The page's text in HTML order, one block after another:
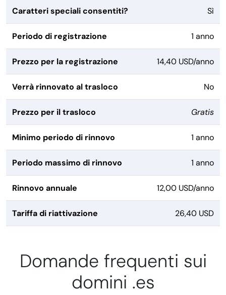
Caratteri speciali consentiti? Sì
Periodo di registrazione 1 anno
Prezzo per la registrazione 14,40 USD/anno
Verrà rinnovato al trasloco No
Prezzo per il trasloco Gratis
Minimo periodo di rinnovo 1 anno
Periodo massimo di rinnovo 1 anno
Rinnovo annuale 12,00 USD/anno
Tariffa di riattivazione 26,40 USD
Domande frequenti sui
domini .es